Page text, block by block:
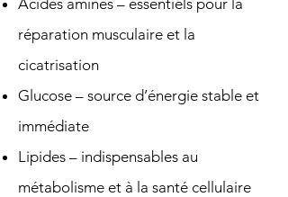
Acides aminés – essentiels pour la
réparation musculaire et la
cicatrisation
Glucose – source d’énergie stable et
immédiate
Lipides – indispensables au
métabolisme et à la santé cellulaire